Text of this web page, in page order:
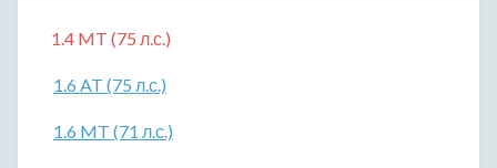
1.4 MT (75 л.с.)
1.6 AT (75 л.с.)
1.6 MT (71 л.с.)